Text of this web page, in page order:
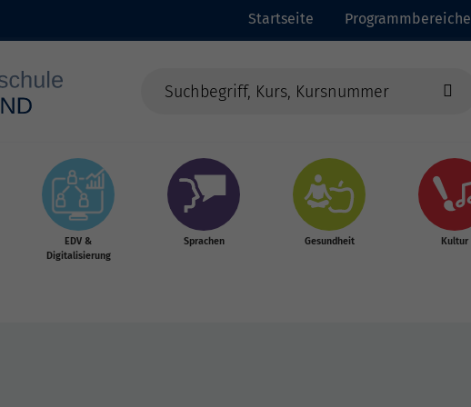
Startseite Programmbereiche
EDV &
Digitalisierung
Sprachen Gesundheit Kultur